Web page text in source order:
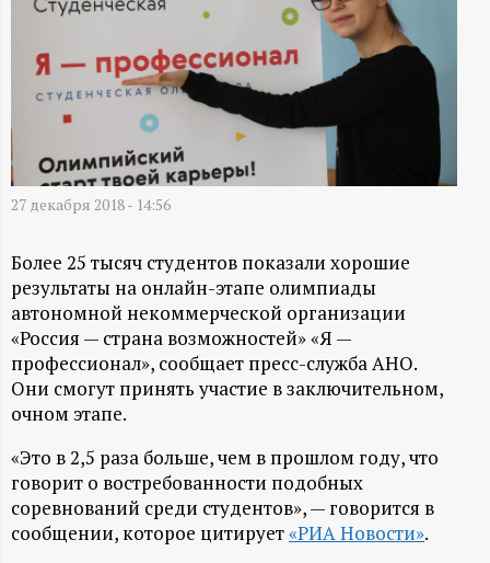
Й
Д
Н
-
и
н
ф
27 декабря 2018 - 14:56
Более 25 тысяч студентов показали хорошие
результаты на онлайн-этапе олимпиады
автономной некоммерческой организации
«Россия — страна возможностей» «Я —
профессионал», сообщает пресс-служба АНО.
Они смогут принять участие в заключительном,
очном этапе.
«Это в 2,5 раза больше, чем в прошлом году, что
говорит о востребованности подобных
соревнований среди студентов», — говорится в
сообщении, которое цитирует«РИА Новости».